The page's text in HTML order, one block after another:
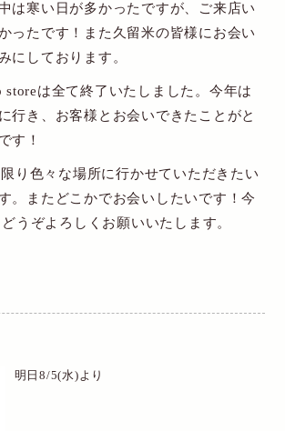
ついて
表記
は寒い日が多かったですが、ご来店い
ったです！また久留米の皆様にお会い
にしております。
storeは全て終了いたしました。今年は
行き、お客様とお会いできたことがと
す！
り色々な場所に行かせていただきたい
。またどこかでお会いしたいです！今
うぞよろしくお願いいたします。
明日8/5(水)より